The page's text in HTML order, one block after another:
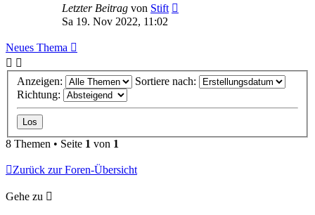
Letzter Beitrag von Stift
Sa 19. Nov 2022, 11:02
Neues Thema
Anzeigen:
Sortiere nach:
Richtung:
8 Themen • Seite 1 von 1
Zurück zur Foren-Übersicht
Gehe zu